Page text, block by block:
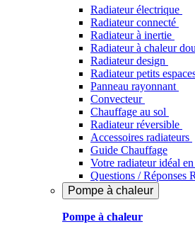
Radiateur électrique
Radiateur connecté
Radiateur à inertie
Radiateur à chaleur
Radiateur design
Radiateur petits
Panneau rayonnant
Convecteur
Chauffage au sol
Radiateur réversible
Accessoires radiateurs
Guide Chauffage
Votre radiateur idéal
Questions / Réponses
Pompe à chaleur
Pompe à chaleur